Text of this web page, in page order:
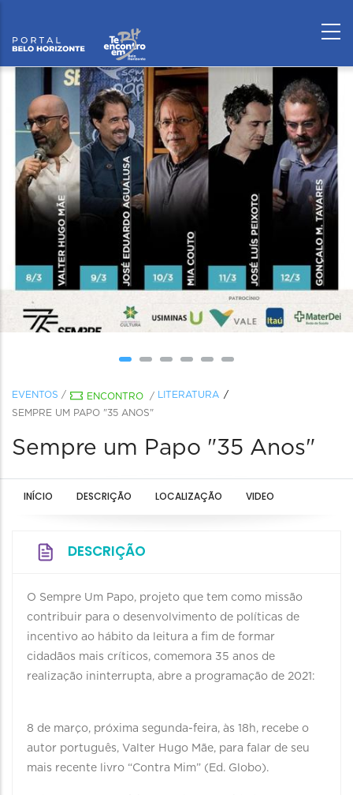
EVENTOS / ENCONTRO /
LITERATURA
SEMPRE UM PAPO "35 ANOS"
Sempre um Papo "35 Anos"
INÍCIO DESCRIÇÃO LOCALIZAÇÃO VIDEO
DESCRIÇÃO
O Sempre Um Papo, projeto que tem como missão
contribuir para o desenvolvimento de políticas de
incentivo ao hábito da leitura a fim de formar
cidadãos mais críticos, comemora 35 anos de
realização ininterrupta, abre a programação de 2021: ⠀
8 de março, próxima segunda-feira, às 18h, recebe o
autor português, Valter Hugo Mãe, para falar de seu
mais recente livro “Contra Mim” (Ed. Globo). ⠀ ⠀ ⠀